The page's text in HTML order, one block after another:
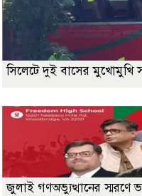
সিলেটে দুই বাসের মুখোমুখি
জুলাই গণঅভ্যুত্থানের স্মরণে